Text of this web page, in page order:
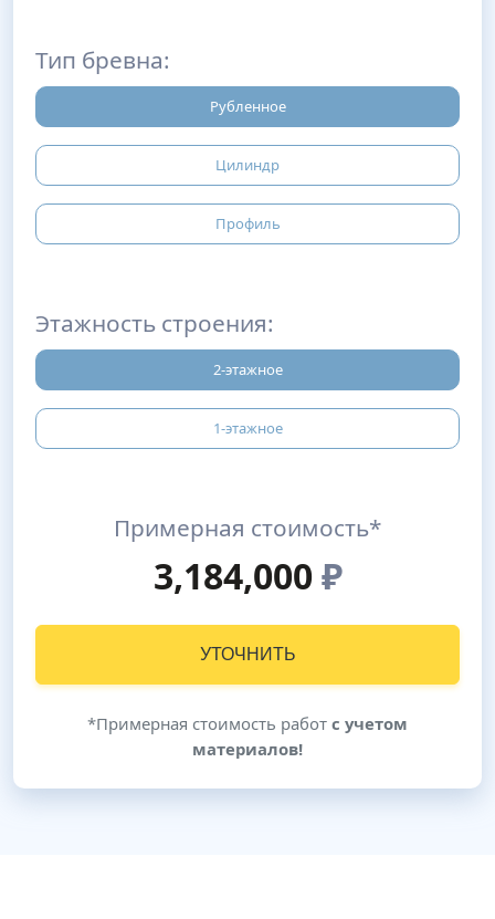
Тип бревна:
Рубленное
Цилиндр
Профиль
Этажность строения:
2-этажное
1-этажное
Примерная стоимость*
3,184,000₽
УТОЧНИТЬ
*Примерная стоимость работ с учетом
материалов!